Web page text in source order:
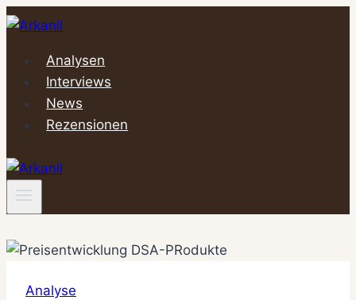
Zum
springenAnalysen
Interviews
News
Rezensionen
Analyse